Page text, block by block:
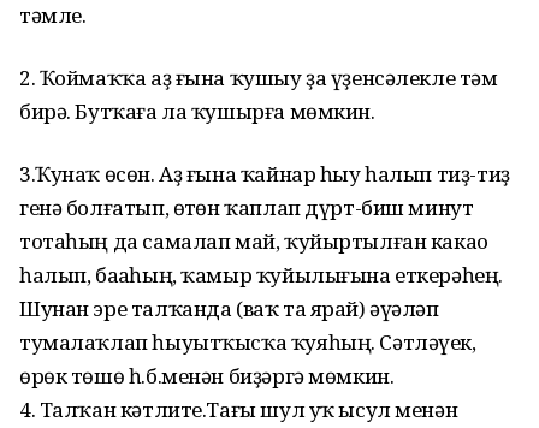
тәмле.
2. Ҡоймаҡҡа аҙ ғына ҡушыу ҙа үҙенсәлекле тәм
бирә. Бутҡаға ла ҡушырға мөмкин.
3.Ҡунаҡ өсөн. Аҙ ғына ҡайнар һыу һалып тиҙ-тиҙ
генә болғатып, өҫтөн ҡаплап дүрт-биш минут
тотаһың да самалап май, ҡуйыртылған какао
һалып, баҫаһың, ҡамыр ҡуйылығына еткерәһең.
Шунан эре талҡанда (ваҡ та ярай) әүәләп
тумалаҡлап һыуытҡысҡа ҡуяһың. Сәтләүек,
өрөк төшө һ.б.менән биҙәргә мөмкин.
4. Талҡан кәтлите.Тағы шул уҡ ысул менән